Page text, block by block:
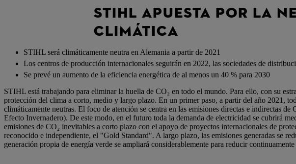
STIHL APUESTA POR LA
CLIMÁTICA
STIHL será climáticamente neutra en Alemania a partir de 2021
Los centros de producción internacionales seguirán en 2022, las sociedades de
Se prevé un aumento de la eficiencia energética de al menos un 40 % para 2030
STIHL está trabajando para eliminar la huella de CO₂ en todo el mundo. Para ello, con su
protección del clima a corto, medio y largo plazo. En un primer paso, a partir del año 2021,
climáticamente neutras. El foco de atención se centra en las emisiones directas e indirectas
Efecto Invernadero). De este modo, en el futuro toda la demanda de electricidad se cubrirá
emisiones de CO₂ inevitables a corto plazo con el apoyo de proyectos internacionales de
reconocido e independiente, el "Gold Standard". A largo plazo, las emisiones generadas se
generación propia de energía verde se ampliará considerablemente para reducir